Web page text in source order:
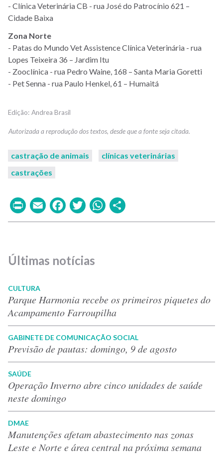
- Clínica Veterinária CB - rua José do Patrocínio 621 –
Cidade Baixa
Zona Norte
- Patas do Mundo Vet Assistence Clínica Veterinária - rua
Lopes Teixeira 36 – Jardim Itu
- Zooclínica - rua Pedro Waine, 168 – Santa Maria Goretti
- Pet Senna - rua Paulo Henkel, 61 – Humaitá
Andrea Brasil
castração de animais
clínicas veterinárias
castrações
PrintEmailFacebook
TwitterWhatsApp
Últimas notícias
CULTURA
Parque Harmonia recebe os primeiros piquetes do
Acampamento Farroupilha
GABINETE DE COMUNICAÇÃO SOCIAL
Previsão de pautas: domingo, 9 de agosto
SAÚDE
Operação Inverno abre cinco unidades de saúde
neste domingo
DMAE
Manutenções afetam abastecimento nas zonas
Leste e Norte e área central na próxima semana